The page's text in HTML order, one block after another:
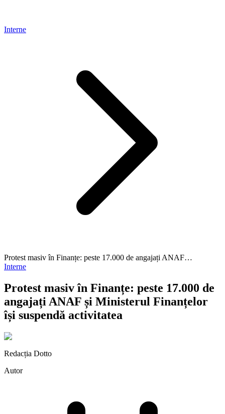
Interne
Protest masiv în Finanțe: peste 17.000 de angajați ANAF…
Interne
Protest masiv în Finanțe: peste 17.000 de
angajați ANAF și Ministerul Finanțelor
își suspendă activitatea
Redacția Dotto
Autor